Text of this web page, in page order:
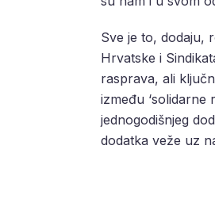
Sve je to, dodaju,
Hrvatske i
rasprava, ali
između ‘solidarne
jednogodišnjeg
dodatka veže uz